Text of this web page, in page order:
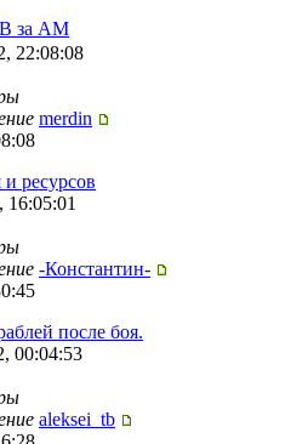
за АМ
22:08:08
merdin
ресурсов
-Константин-
после боя.
00:04:53
aleksei_tb